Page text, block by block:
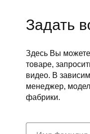
Задать
Здесь Вы
товаре,
видео. В
менеджер,
фабрики.